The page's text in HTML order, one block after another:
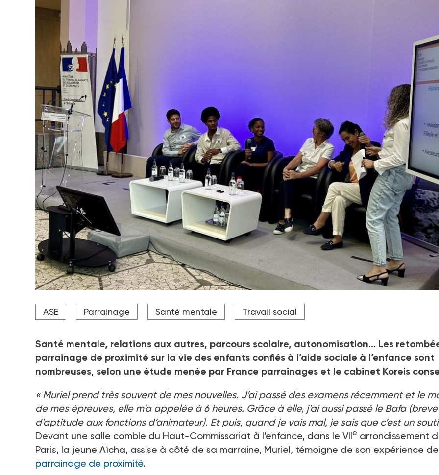
De gauche à droite : Adrien Grey, parrain d'Ibrahim Diallo, Aïcha Cissé Joubaily et sa marraine Muriel Bonnet, ainsi
que Sarah El Haïry, haut-commissaire à l'enfance. L'intervention est animée par Intissar Koussa, directrice des
ASE Parrainage Santé mentale Travail social
Santé mentale, relations aux autres, parcours scolaire, autonomisation… Les
parrainage de proximité sur la vie des enfants confiés à l’aide sociale à l’enfance sont
nombreuses, selon une étude menée par France parrainages et le cabinet Koreis
« Muriel prend très souvent de mes nouvelles. J’ai passé des examens récemment et le
de mes épreuves, elle m’a appelée à 6 heures. Grâce à elle, j’ai aussi passé le Bafa
d’aptitude aux fonctions d’animateur). Et puis, quand je vais mal, je sais que c’est un
Devant une salle comble du Haut-Commissariat à l’enfance, dans le VIIe arrondissement
Paris, la jeune Aïcha, assise à côté de sa marraine, Muriel, témoigne de son expérience de
parrainage de proximité.